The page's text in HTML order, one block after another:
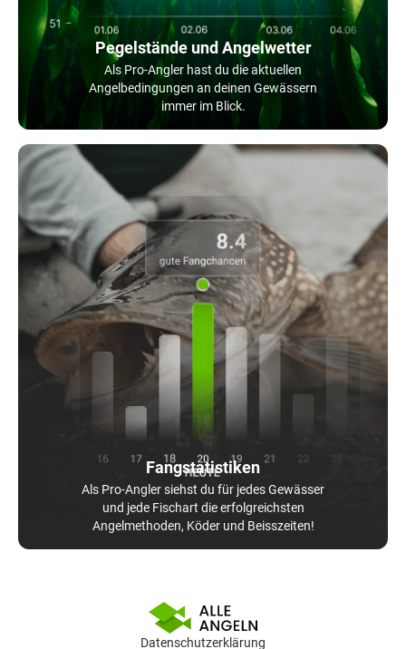
Pegelstände und Angelwetter
Als Pro-Angler hast du die aktuellen
Angelbedingungen an deinen Gewässern
immer im Blick.
Fangstatistiken
Als Pro-Angler siehst du für jedes Gewässer
und jede Fischart die erfolgreichsten
Angelmethoden, Köder und Beisszeiten!
Datenschutzerklärung